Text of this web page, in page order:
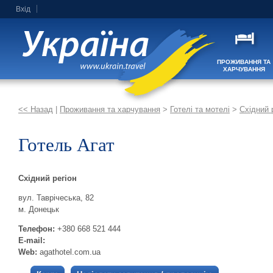
Вхід
ПРОЖИВАННЯ ТА
ХАРЧУВАННЯ
<< Назад Проживання та харчування > Готелі та мотелі > Східний
Готель Агат
Східний регіон
вул. Таврічеська, 82
м. Донецьк
Телефон: +380 668 521 444
E-mail:
Web: agathotel.com.ua